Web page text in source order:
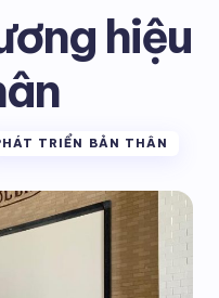
hiệu
TRIỂN BẢN THÂN